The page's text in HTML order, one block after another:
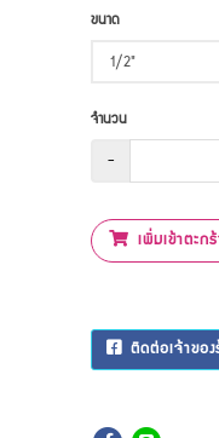
ขนาด
จำนวน
-
เพิ่มเข้าตะก
ติดต่อเจ้าขอ